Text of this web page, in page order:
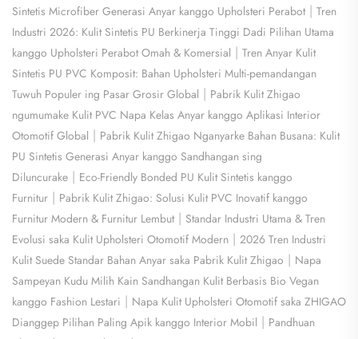
Sintetis Microfiber Generasi Anyar kanggo Upholsteri Perabot | Tren
Industri 2026: Kulit Sintetis PU Berkinerja Tinggi Dadi Pilihan Utama
kanggo Upholsteri Perabot Omah & Komersial | Tren Anyar Kulit
Sintetis PU PVC Komposit: Bahan Upholsteri Multi-pemandangan
Tuwuh Populer ing Pasar Grosir Global | Pabrik Kulit Zhigao
ngumumake Kulit PVC Napa Kelas Anyar kanggo Aplikasi Interior
Otomotif Global | Pabrik Kulit Zhigao Nganyarke Bahan Busana: Kulit
PU Sintetis Generasi Anyar kanggo Sandhangan sing
Diluncurake | Eco-Friendly Bonded PU Kulit Sintetis kanggo
Furnitur | Pabrik Kulit Zhigao: Solusi Kulit PVC Inovatif kanggo
Furnitur Modern & Furnitur Lembut | Standar Industri Utama & Tren
Evolusi saka Kulit Upholsteri Otomotif Modern | 2026 Tren Industri
Kulit Suede Standar Bahan Anyar saka Pabrik Kulit Zhigao | Napa
Sampeyan Kudu Milih Kain Sandhangan Kulit Berbasis Bio Vegan
kanggo Fashion Lestari | Napa Kulit Upholsteri Otomotif saka ZHIGAO
Dianggep Pilihan Paling Apik kanggo Interior Mobil | Pandhuan